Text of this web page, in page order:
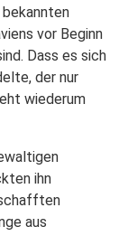
vor Beginn
Dass es sich
der nur
wiederum
ihn
aus